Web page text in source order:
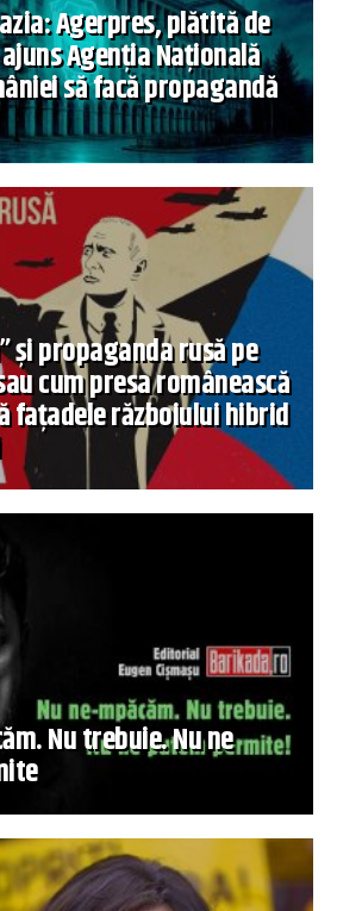
Agerpres, plătită de
ajuns Agenția Națională
să facă propagandă
și propaganda rusă pe
cum presa românească
fațadele războiului hibrid
Nu trebuie. Nu ne